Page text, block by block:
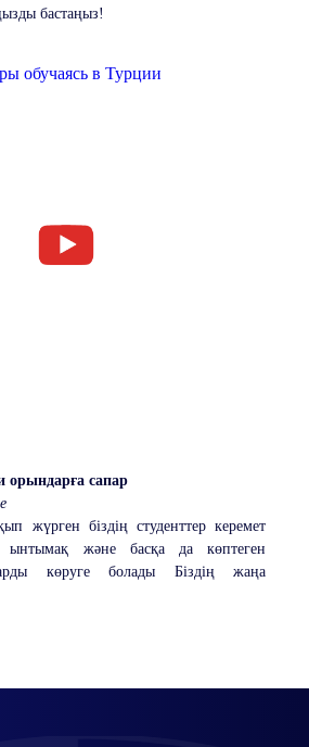
бастаңыз!
орындарға сапар
жүрген біздің студенттер керемет
ынтымақ және басқа да көптеген
көруге болады Біздің жаңа